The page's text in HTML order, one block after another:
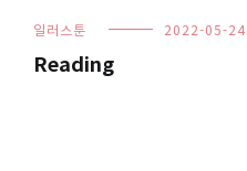
일러스툰 2022-05-24
Reading